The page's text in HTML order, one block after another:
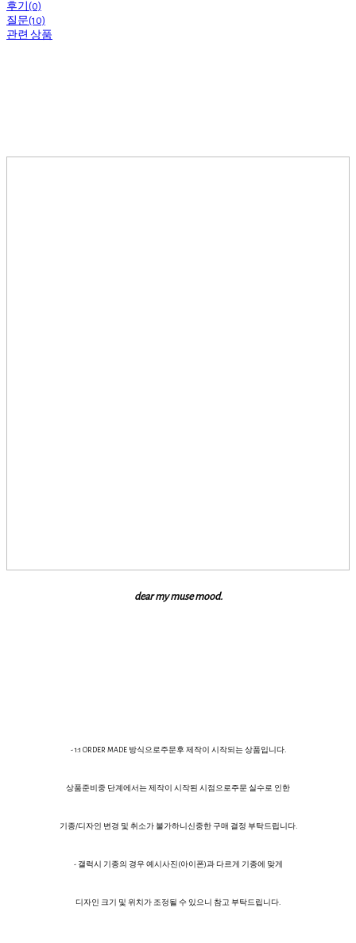
후기(0)
질문(10)
관련 상품
dear my muse mood.
- 1:1 ORDER MADE 방식으로주문후 제작이 시작되는 상품입니다.
상품준비중 단계에서는 제작이 시작된 시점으로주문 실수로 인한
기종/디자인 변경 및 취소가 불가하니신중한 구매 결정 부탁드립니다.
- 갤럭시 기종의 경우 예시사진(아이폰)과 다르게 기종에 맞게
디자인 크기 및 위치가 조정될 수 있으니 참고 부탁드립니다.